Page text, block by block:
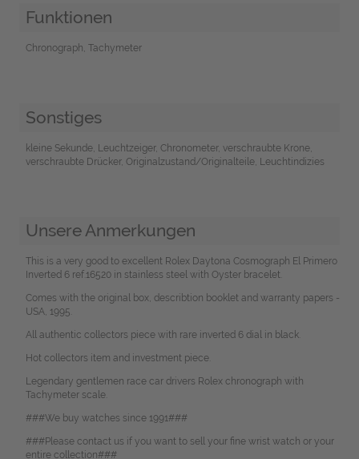
Funktionen
Chronograph, Tachymeter
Sonstiges
kleine Sekunde, Leuchtzeiger, Chronometer, verschraubte Krone,
verschraubte Drücker, Originalzustand/Originalteile, Leuchtindizies
Unsere Anmerkungen
This is a very good to excellent Rolex Daytona Cosmograph El Primero
Inverted 6 ref.16520 in stainless steel with Oyster bracelet.
Comes with the original box, describtion booklet and warranty papers -
USA, 1995.
All authentic collectors piece with rare inverted 6 dial in black.
Hot collectors item and investment piece.
Legendary gentlemen race car drivers Rolex chronograph with
Tachymeter scale.
###We buy watches since 1991###
###Please contact us if you want to sell your fine wrist watch or your
entire collection###